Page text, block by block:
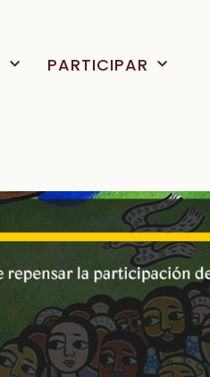
PARTICIPAR